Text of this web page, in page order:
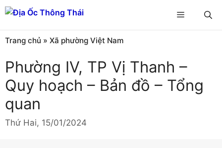
Chuyển
đến
nội
dung
Menu
Trang chủ » Xã phường Việt Nam
Phường IV, TP Vị Thanh –
Quy hoạch – Bản đồ – Tổng
quan
Thứ Hai, 15/01/2024